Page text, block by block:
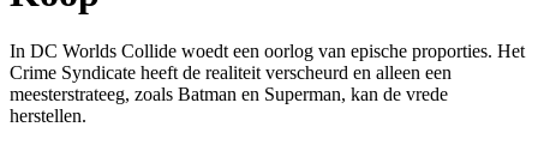
In DC Worlds Collide woedt een oorlog van epische proporties. Het
Crime Syndicate heeft de realiteit verscheurd en alleen een
meesterstrateeg, zoals Batman en Superman, kan de vrede
herstellen.